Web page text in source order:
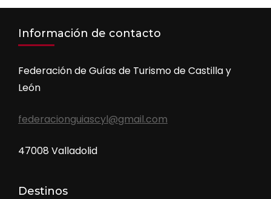
Información de contacto
Federación de Guías de Turismo de Castilla y
León
federacionguiascyl@gmail.com
47008 Valladolid
Destinos